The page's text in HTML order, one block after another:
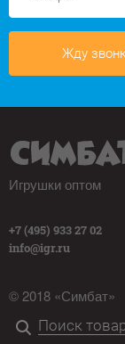
Жду
Игрушки оптом
+7 (495) 933 27 02
info@igr.ru
© 2018 «Симбат»